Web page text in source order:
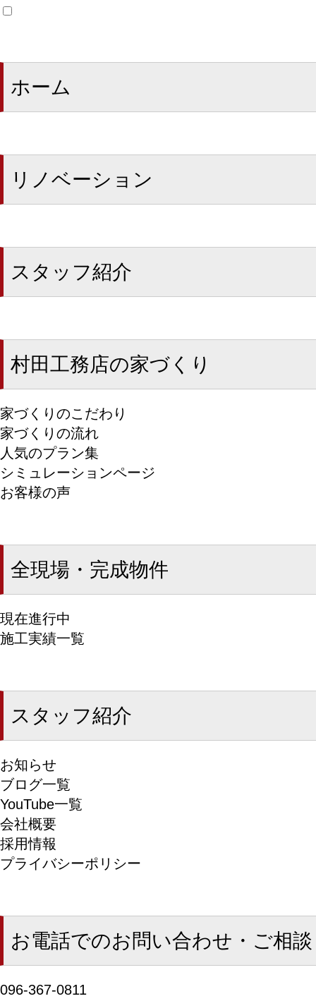
ホーム
リノベーション
スタッフ紹介
村田工務店の家づくり
家づくりのこだわり
家づくりの流れ
人気のプラン集
シミュレーションページ
お客様の声
全現場・完成物件
現在進行中
施工実績一覧
スタッフ紹介
お知らせ
ブログ一覧
YouTube一覧
会社概要
採用情報
プライバシーポリシー
お電話でのお問い合わせ・ご相談
096-367-0811